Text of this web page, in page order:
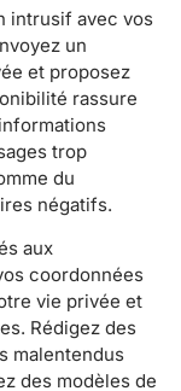
intrusif avec vos
un
et proposez
rassure
trop
du
négatifs.
aux
coordonnées
vie privée et
Rédigez des
malentendus
des modèles de